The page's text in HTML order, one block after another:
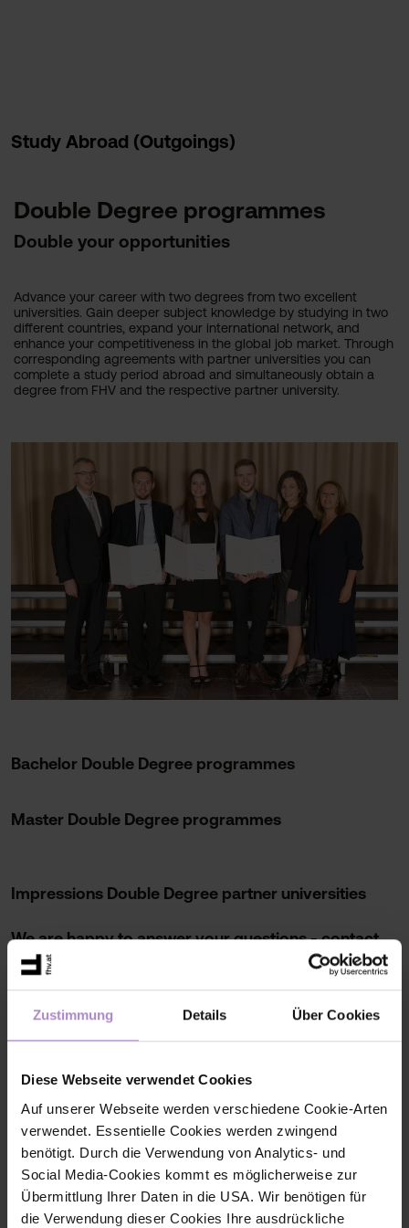
Zustimmung Details Über Cookies
Diese Webseite verwendet Cookies
Auf unserer Webseite werden verschiedene Cookie-Arten
verwendet. Essentielle Cookies werden zwingend
benötigt. Durch die Verwendung von Analytics- und
Social Media-Cookies kommt es möglicherweise zur
Übermittlung Ihrer Daten in die USA. Wir benötigen für
die Verwendung dieser Cookies Ihre ausdrückliche
Study Abroad (Outgoings)
Double Degree programmes
Double your opportunities
Advance your career with two degrees from two excellent
universities. Gain deeper subject knowledge by studying in two
different countries, expand your international network, and
enhance your competitiveness in the global job market. Through
corresponding agreements with partner universities you can
complete a study period abroad and simultaneously obtain a
degree from FHV and the respective partner university.
Bachelor Double Degree programmes
Master Double Degree programmes
Impressions Double Degree partner universities
We are happy to answer your questions - contact
us!
Monday to Friday: 09:00 - 12:00 PM
In an emergency we are also available outside these service
hours.